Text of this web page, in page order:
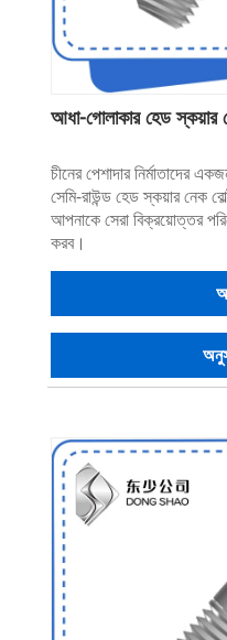
আধা-গোলাকার হেড স্কয়ার
চীনের পেশাদার
সেমি-রাউন্ড হেড স্কয়ার নেক
আপনাকে সেরা বিক্রয়োত্তর
করব।